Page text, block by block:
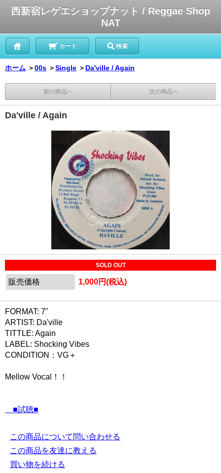
西新宿レゲエショップナット / Reggae Shop
NAT
カート 検索
ホーム ＞00s ＞Single ＞ Da'ville / Again
前の商品へ 次の商品へ
Da'ville / Again
SOLD OUT
販売価格 1,000円(税込)
FORMAT: 7"
ARTIST: Da'ville
TITTLE: Again
LABEL: Shocking Vibes
CONDITION：VG＋
Mellow Vocal！！
■試聴■
この商品について問い合わせる
この商品を友達に教える
買い物を続ける